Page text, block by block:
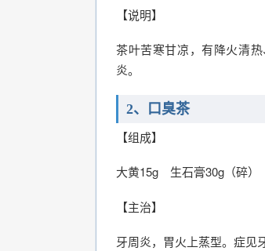
【说明】
茶叶苦寒甘凉，有降火清
炎。
2、口臭茶
【组成】
大黄15g 生石膏30g（碎）
【主治】
牙周炎，胃火上蒸型。症见